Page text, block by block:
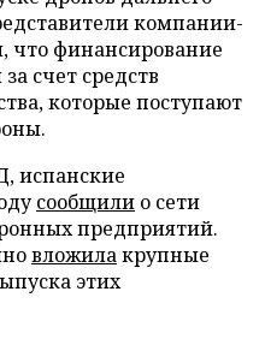
компании-
что финансирование
счет средств
которые поступают
испанские
сообщили о сети
предприятий.
вложилакрупные
этих